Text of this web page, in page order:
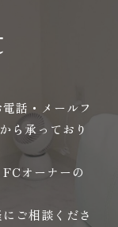
話・メールフ
ら承っており
オーナーの
ご相談くださ